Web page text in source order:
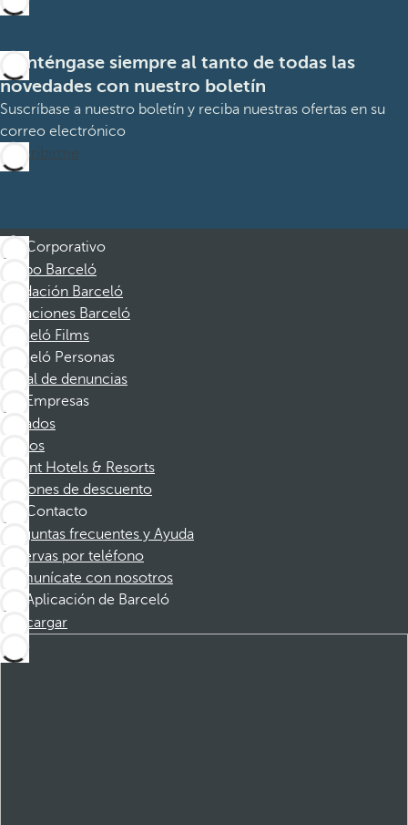
Manténgase siempre al tanto de todas las
novedades con nuestro boletín
Suscríbase a nuestro boletín y reciba nuestras ofertas en su
correo electrónico
Suscribirme
Corporativo
Grupo Barceló
Fundación Barceló
Vacaciones Barceló
Barceló Films
Barceló Personas
Canal de denuncias
Empresas
Afiliados
Socios
Dorint Hotels & Resorts
Cupones de descuento
Contacto
Preguntas frecuentes y Ayuda
Reservas por teléfono
Comunícate con nosotros
Aplicación de Barceló
Descargar